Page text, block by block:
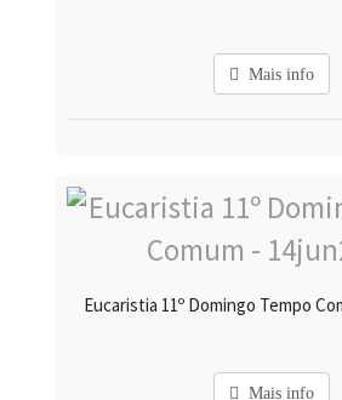
Mais info
Eucaristia 11º Domingo Tempo
Mais info